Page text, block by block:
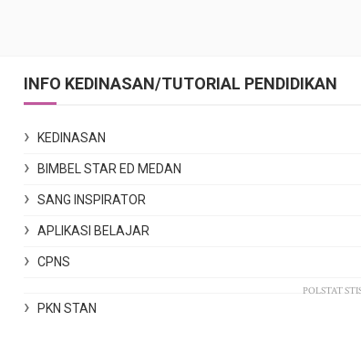
INFO KEDINASAN/TUTORIAL PENDIDIKAN
KEDINASAN
BIMBEL STAR ED MEDAN
SANG INSPIRATOR
APLIKASI BELAJAR
CPNS
POLSTAT
PKN STAN